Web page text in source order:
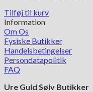
Tilføj til kurv
Information
Om Os
Fysiske Butikker
Handelsbetingelser
Persondatapolitik
FAQ
Ure Guld Sølv Butikker